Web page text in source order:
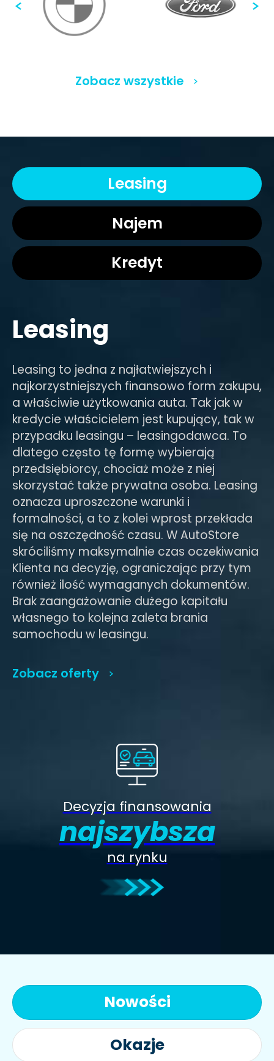
Zobacz wszystkie
Leasing
Najem
Kredyt
Leasing
Leasing to jedna z najłatwiejszych i
najkorzystniejszych finansowo form zakupu,
a właściwie użytkowania auta. Tak jak w
kredycie właścicielem jest kupujący, tak w
przypadku leasingu – leasingodawca. To
dlatego często tę formę wybierają
przedsiębiorcy, chociaż może z niej
skorzystać także prywatna osoba. Leasing
oznacza uproszczone warunki i
formalności, a to z kolei wprost przekłada
się na oszczędność czasu. W AutoStore
skróciliśmy maksymalnie czas oczekiwania
Klienta na decyzję, ograniczając przy tym
również ilość wymaganych dokumentów.
Brak zaangażowanie dużego kapitału
własnego to kolejna zaleta brania
samochodu w leasingu.
Zobacz oferty
Decyzja finansowania
najszybsza
na rynku
Nowości
Okazje